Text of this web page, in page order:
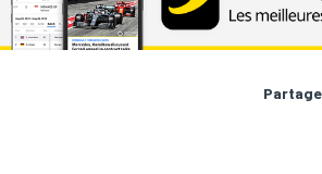
AUTRES CHAMPIONNATS